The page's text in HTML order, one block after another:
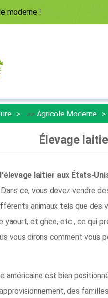
moderne !
>> Agricole Moderne
Élevage
laitier aux États-
ce, vous devez vendre
animaux tels que des
yaourt, et ghee, etc., ce qui
vous dirons comment vous
américaine est bien
des